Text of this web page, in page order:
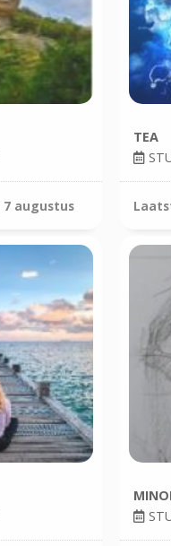
7 augustus
TEA